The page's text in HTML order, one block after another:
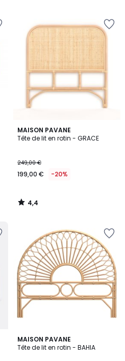
MAISON PAVANE
Tête de lit en rotin - GRACE
249,00 €
199,00 € -20%
4,4
/ 5
4,4
/
MAISON PAVANE
Tête de lit en rotin - BAHIA
4,8
/ 5